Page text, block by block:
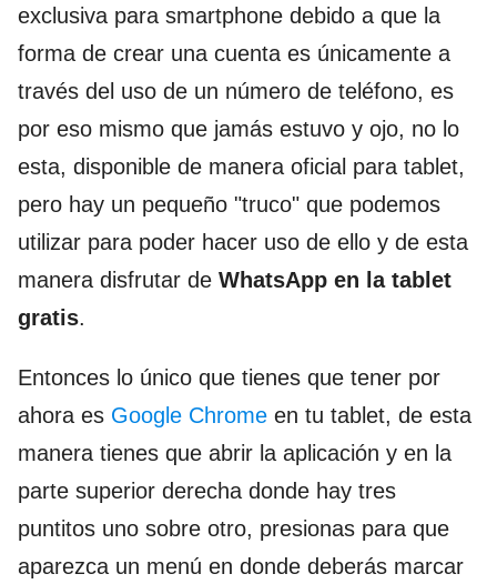
exclusiva para smartphone debido a que la
forma de crear una cuenta es únicamente a
través del uso de un número de teléfono, es
por eso mismo que jamás estuvo y ojo, no lo
esta, disponible de manera oficial para tablet,
pero hay un pequeño "truco" que podemos
utilizar para poder hacer uso de ello y de esta
manera disfrutar de WhatsApp en la tablet
gratis.
Entonces lo único que tienes que tener por
ahora es Google Chrome en tu tablet, de esta
manera tienes que abrir la aplicación y en la
parte superior derecha donde hay tres
puntitos uno sobre otro, presionas para que
aparezca un menú en donde deberás marcar